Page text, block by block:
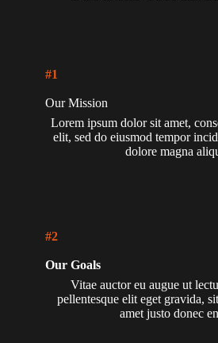
#1
Our Mission
Lorem ipsum dolor sit amet,
elit, sed do eiusmod tempor
dolore magna
#2
Our Goals
Vitae auctor eu augue ut
pellentesque elit eget gravida,
amet justo donec